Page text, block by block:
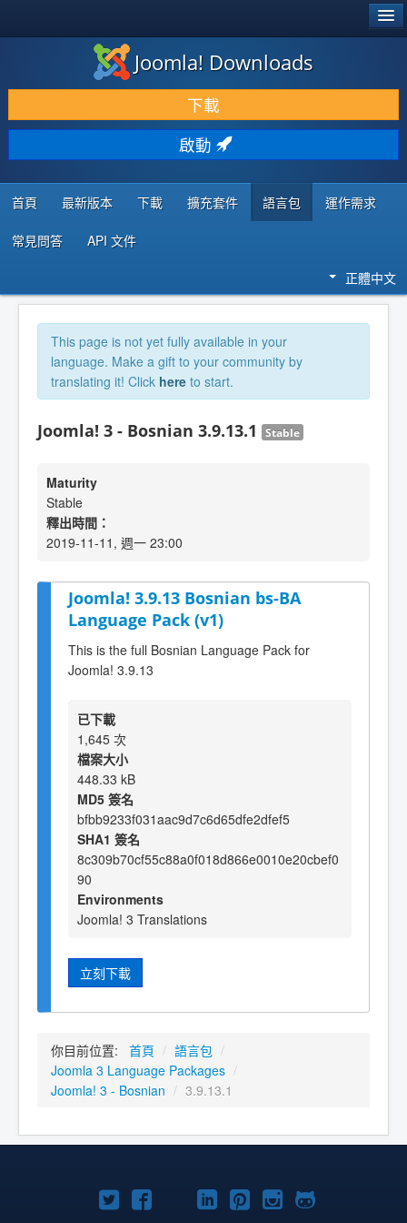
下載 & 擴充
發現 & 學習
社群 & 支援
程式者資源
Joomla! Downloads
下載
啟動
首頁 最新版本 下載 擴充套件 語言包 運作需求
常見問答 API 文件
正體中文
This page is not yet fully available in your
language. Make a gift to your community by
translating it! Click here to start.
Joomla! 3 - Bosnian 3.9.13.1 Stable
Maturity
Stable
釋出時間：
2019-11-11, 週一 23:00
Joomla! 3.9.13 Bosnian bs-BA
Language Pack (v1)
This is the full Bosnian Language Pack for
Joomla! 3.9.13
已下載
1,645 次
檔案大小
448.33 kB
MD5 簽名
bfbb9233f031aac9d7c6d65dfe2dfef5
SHA1 簽名
8c309b70cf55c88a0f018d866e0010e20cbef0
90
Environments
Joomla! 3 Translations
立刻下載
你目前位置: 首頁 / 語言包 /
Joomla 3 Language Packages /
Joomla! 3 - Bosnian / 3.9.13.1
TwitterFacebookYouTube
Linkedln
Pinterest
Instagram
GitHub